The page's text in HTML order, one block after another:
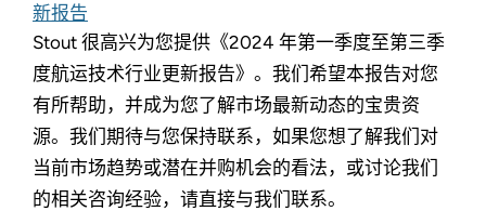
新报告
Stout 很高兴为您提供《2024 年第一季度至第三季
度航运技术行业更新报告》。我们希望本报告对您
有所帮助，并成为您了解市场最新动态的宝贵资
源。我们期待与您保持联系，如果您想了解我们对
当前市场趋势或潜在并购机会的看法，或讨论我们
的相关咨询经验，请直接与我们联系。